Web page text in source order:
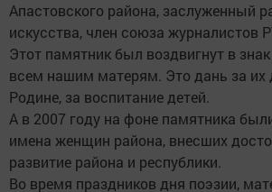
Апастовского района, заслуженный
искусства, член союза журналистов
Этот памятник был воздвигнут в
всем нашим матерям. Это дань за их
Родине, за воспитание детей.
А в 2007 году на фоне памятника
имена женщин района, внесших
развитие района и республики.
Во время праздников дня поэзии,